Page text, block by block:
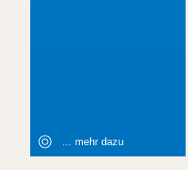
... mehr dazu